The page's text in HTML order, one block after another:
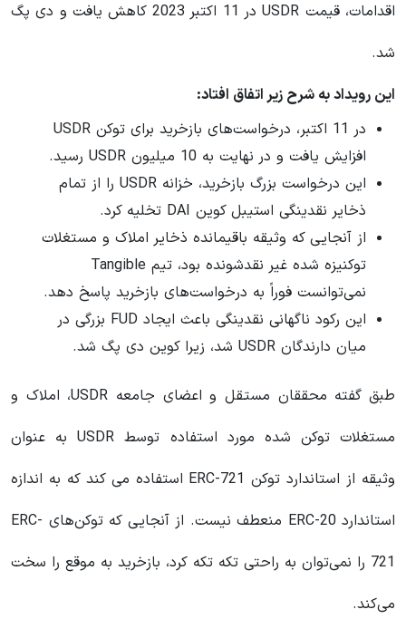
اقدامات، قیمت USDR در 11 اکتبر 2023 کاهش یافت و دی پگ
شد.
این رویداد به شرح زیر اتفاق افتاد:
در 11 اکتبر، درخواست‌های بازخرید برای توکن USDR
افزایش یافت و در نهایت به 10 میلیون USDR رسید.
این درخواست بزرگ بازخرید، خزانه USDR را از تمام
ذخایر نقدینگی استیبل کوین DAI تخلیه کرد.
از آنجایی که وثیقه باقیمانده ذخایر املاک و مستغلات
توکنیزه شده غیر نقدشونده بود، تیم Tangible
نمی‌توانست فوراً به درخواست‌های بازخرید پاسخ دهد.
این رکود ناگهانی نقدینگی باعث ایجاد FUD بزرگی در
میان دارندگان USDR شد، زیرا کوین دی پگ شد.
طبق گفته محققان مستقل و اعضای جامعه USDR، املاک و
مستغلات توکن شده مورد استفاده توسط USDR به عنوان
وثیقه از استاندارد توکن ERC-721 استفاده می کند که به اندازه
استاندارد ERC-20 منعطف نیست. از آنجایی که توکن‌های ERC-
721 را نمی‌توان به راحتی تکه تکه کرد، بازخرید به موقع را سخت
می‌کند.